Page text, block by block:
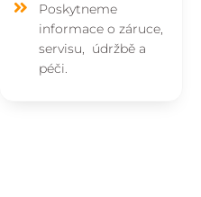
Poskytneme
informace o záruce,
servisu, údržbě a
péči.